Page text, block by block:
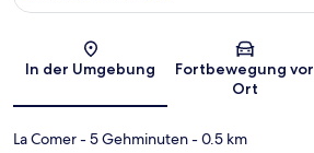
Karte
In der Umgebung
Fortbewegung vor
Ort
La Comer- 5 Gehminuten- 0.5 km